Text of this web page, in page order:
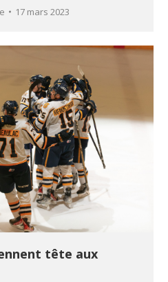
17 mars 2023
tête aux